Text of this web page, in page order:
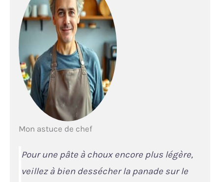
Mon astuce de chef
Pour une pâte à choux encore plus légère,
veillez à bien dessécher la panade sur le